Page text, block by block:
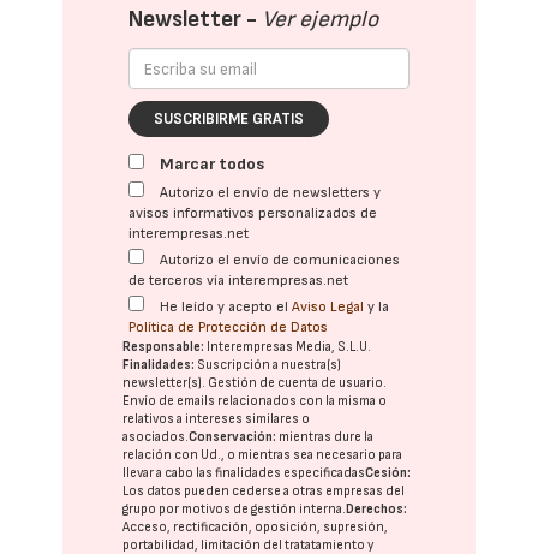
Newsletter - Ver ejemplo
SUSCRIBIRME GRATIS
Marcar todos
Autorizo el envío de newsletters y
avisos informativos personalizados de
interempresas.net
Autorizo el envío de comunicaciones
de terceros vía interempresas.net
He leído y acepto elAviso Legal y la
Política de Protección de Datos
Responsable: Interempresas Media, S.L.U.
Finalidades: Suscripción a nuestra(s)
newsletter(s). Gestión de cuenta de usuario.
Envío de emails relacionados con la misma o
relativos a intereses similares o
asociados.Conservación: mientras dure la
relación con Ud., o mientras sea necesario para
llevar a cabo las finalidades especificadasCesión:
Los datos pueden cederse a otras empresas del
grupo por motivos de gestión interna.Derechos:
Acceso, rectificación, oposición, supresión,
portabilidad, limitación del tratatamiento y